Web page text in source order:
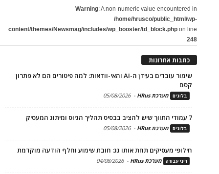
Warning: A non-numeric value encountered in
/home/hrusco/public_html/wp-
content/themes/Newsmag/includes/wp_booster/td_block.php on line
248
כתבות אחרונות
שימור עובדים בעידן ה-AI והאי-וודאות: למה פיטורים הם לא פתרון
קסם
בלוגים מערכת HRus -
05/08/2026
7 עמודי התווך שיש להציב בבסיס תהליך הגיוס ומיתוג המעסיק
בלוגים מערכת HRus -
05/08/2026
חילופי מעסיקים תחת אותו גג: חובת שימוע וחלף הודעה מוקדמת
דיני עבודה מערכת HRus -
04/08/2026